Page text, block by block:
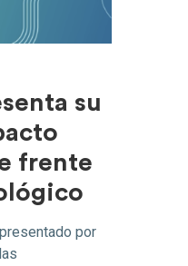
su
frente
por